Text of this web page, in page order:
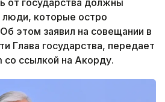
люди, которые остро
этом заявил на совещании в
Глава государства, передает
со ссылкой на Акорду.